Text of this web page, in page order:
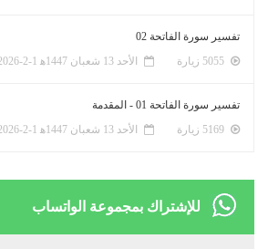
تفسير سورة الفاتحة 02
الأحد 13 شعبان 1447ﻫ 1-2-2026م
تفسير سورة الفاتحة 01 - المقدمة
الأحد 13 شعبان 1447ﻫ 1-2-2026م
للإشتراك بمجموعة الواتساب